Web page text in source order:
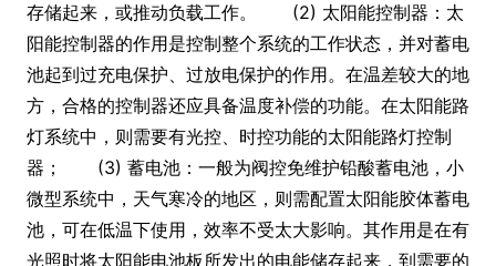
存储起来，或推动负载工作。 (2) 太阳能控制器：太
阳能控制器的作用是控制整个系统的工作状态，并对蓄电
池起到过充电保护、过放电保护的作用。在温差较大的地
方，合格的控制器还应具备温度补偿的功能。在太阳能路
灯系统中，则需要有光控、时控功能的太阳能路灯控制
器； (3) 蓄电池：一般为阀控免维护铅酸蓄电池，小
微型系统中，天气寒冷的地区，则需配置太阳能胶体蓄电
池，可在低温下使用，效率不受太大影响。其作用是在有
光照时将太阳能电池板所发出的电能储存起来，到需要的